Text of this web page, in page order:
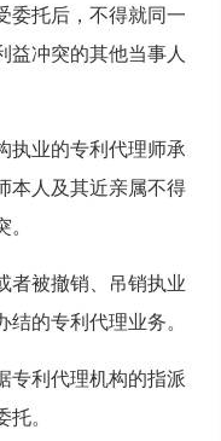
委托后，不得就同一
益冲突的其他当事人
业的专利代理师承
本人及其近亲属不得
被撤销、吊销执业
的专利代理业务。
利代理机构的指派
。